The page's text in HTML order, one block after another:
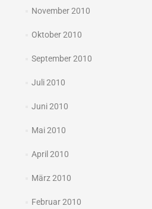
November 2010
Oktober 2010
September 2010
Juli 2010
Juni 2010
Mai 2010
April 2010
März 2010
Februar 2010